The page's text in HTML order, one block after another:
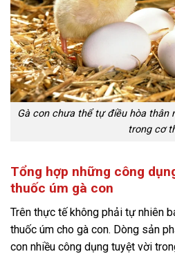
Gà con chưa thể tự điều hòa thân
trong cơ
Tổng hợp những công
thuốc úm gà con
Trên thực tế không phải tự nhiên
thuốc úm cho gà con. Dòng sản
con nhiều công dụng tuyệt vời